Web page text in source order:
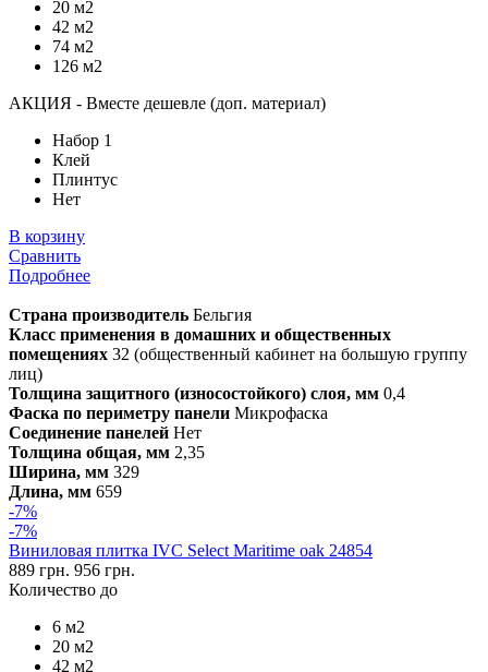
20 м2
42 м2
74 м2
126 м2
АКЦИЯ - Вместе дешевле (доп. материал)
Набор 1
Клей
Плинтус
Нет
В корзину
Сравнить
Подробнее
Страна производитель Бельгия
Класс применения в домашних и общественных
помещениях 32 (общественный кабинет на большую группу
лиц)
Толщина защитного (износостойкого) слоя, мм 0,4
Фаска по периметру панели Микрофаска
Соединение панелей Нет
Толщина общая, мм 2,35
Ширина, мм 329
Длина, мм 659
-7%
-7%
Виниловая плитка IVC Select Maritime oak 24854
889 грн. 956 грн.
Количество до
6 м2
20 м2
42 м2